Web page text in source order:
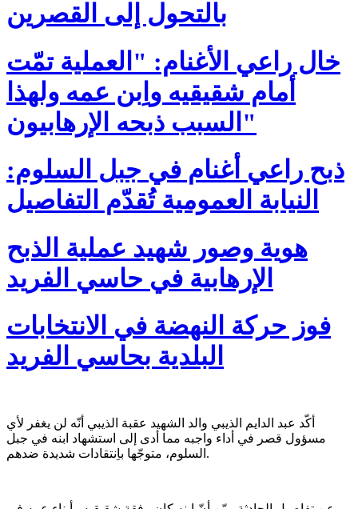
بالتحول إلى القصرين
خال راعي الأغنام: "العملية تمّت
أمام شقيقيه واِبن عمه ولهذا
السبب ذبحه الإرهابيون"
ذبح راعي أغنام في جبل السلوم:
النيابة العمومية تُقدّم التفاصيل
هوية وصور شهيد عملية الذبح
الإرهابية في حاسي الفريد
فوز حركة النهضة في الانتخابات
البلدية بحاسي الفريد
أكّد عبد الدايم الذيبي والد الشهيد عقبة الذيبي أنّه لن يغفر لأي
مسؤول قصر في أداء واجبه مما أدى إلى استشهاد ابنه في جبل
السلوم، متوجّها باِنتقادات شديدة ضدهم.